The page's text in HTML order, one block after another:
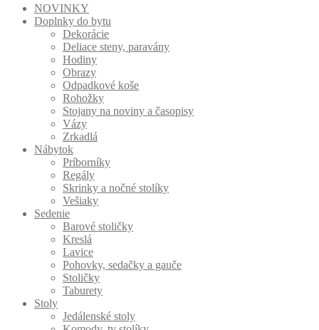
NOVINKY
Doplnky do bytu
Dekorácie
Deliace steny, paravány
Hodiny
Obrazy
Odpadkové koše
Rohožky
Stojany na noviny a časopisy
Vázy
Zrkadlá
Nábytok
Príborníky
Regály
Skrinky a nočné stolíky
Vešiaky
Sedenie
Barové stoličky
Kreslá
Lavice
Pohovky, sedačky a gauče
Stoličky
Taburety
Stoly
Jedálenské stoly